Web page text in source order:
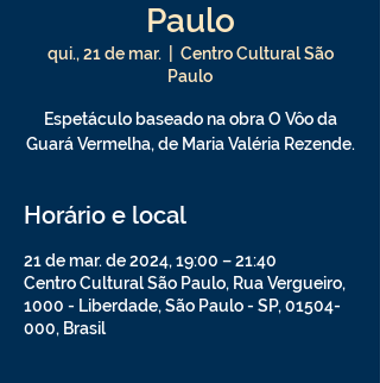
Paulo
qui., 21 de mar.
Centro Cultural São
Paulo
Espetáculo baseado na obra O Vôo da
Guará Vermelha, de Maria Valéria Rezende.
Horário e local
21 de mar. de 2024, 19:00 – 21:40
Centro Cultural São Paulo, Rua Vergueiro,
1000 - Liberdade, São Paulo - SP, 01504-
000, Brasil